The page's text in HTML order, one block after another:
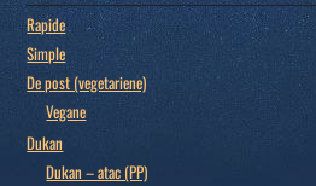
Rapide
Simple
De post (vegetariene)
Vegane
Dukan
Dukan – atac (PP)